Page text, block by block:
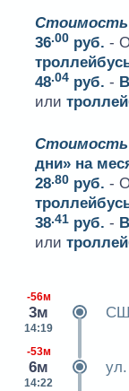
Стоимость
36.00 руб. -
48.04 руб. -
или
Стоимость
дни» на
28.80 руб. -
38.41 руб. -
или
-56м
3м
14:19
-53м
6м
14:22